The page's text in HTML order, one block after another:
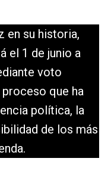
en su historia,
el 1 de junio a
voto
proceso que ha
política, la
de los más